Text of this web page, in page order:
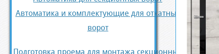
Автоматика и комплектующие для откатных
ворот
Подготовка проема для монтажа секционных